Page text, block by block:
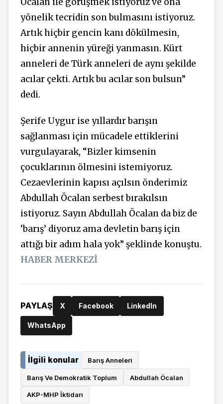
Öcalan ile görüşmek istiyoruz ve ona
yönelik tecridin son bulmasını istiyoruz.
Artık hiçbir gencin kanı dökülmesin,
hiçbir annenin yüreği yanmasın. Kürt
anneleri de Türk anneleri de aynı şekilde
acılar çekti. Artık bu acılar son bulsun”
dedi.
Şerife Uygur ise yıllardır barışın
sağlanması için mücadele ettiklerini
vurgulayarak, “Bizler kimsenin
çocuklarının ölmesini istemiyoruz.
Cezaevlerinin kapısı açılsın önderimiz
Abdullah Öcalan serbest bırakılsın
istiyoruz. Sayın Abdullah Öcalan da biz de
‘barış’ diyoruz ama devletin barış için
attığı bir adım hala yok” şeklinde konuştu.
HABER MERKEZİ
PAYLAŞ X Facebook LinkedIn
WhatsApp
İlgili konular Barış Anneleri
Barış Ve Demokratik Toplum Abdullah Öcalan
AKP-MHP İktidarı